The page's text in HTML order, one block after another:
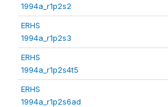
1994a_r1p2s2
ERHS
1994a_r1p2s3
ERHS
1994a_r1p2s4t5
ERHS
1994a_r1p2s6ad